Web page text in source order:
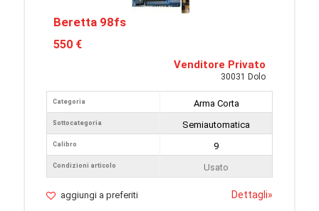
Beretta 98fs
550 €
Venditore Privato
30031 Dolo
Categoria
Sottocategoria
Calibro
Condizioni articolo
Arma Corta
Semiautomatica
9
Usato
aggiungi a preferiti Dettagli»